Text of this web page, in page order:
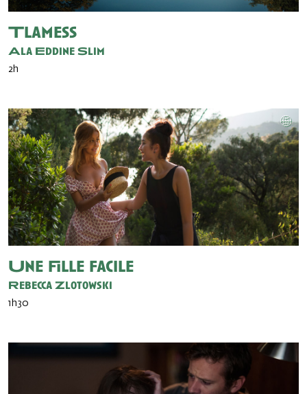
Tlamess
Ala Eddine Slim
2h
Une fille facile
Rebecca Zlotowski
1h30